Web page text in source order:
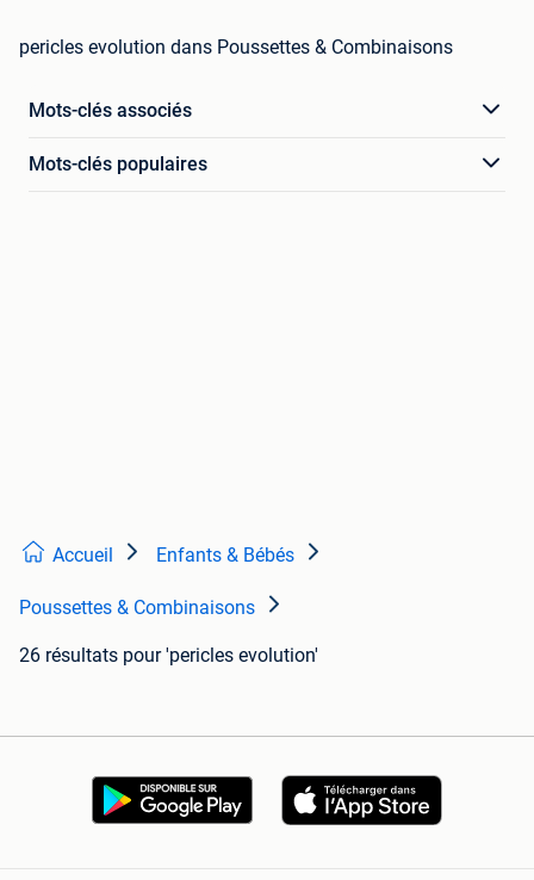
pericles evolution dans Poussettes & Combinaisons
Mots-clés associés
Mots-clés populaires
Accueil Enfants & Bébés
Poussettes & Combinaisons
26 résultats pour 'pericles evolution'